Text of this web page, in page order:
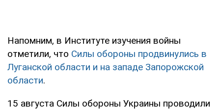
Напомним, в Институте изучения войны
отметили, что Силы обороны продвинулись в
Луганской области и на западе Запорожской
области.
15 августа Силы обороны Украины проводили